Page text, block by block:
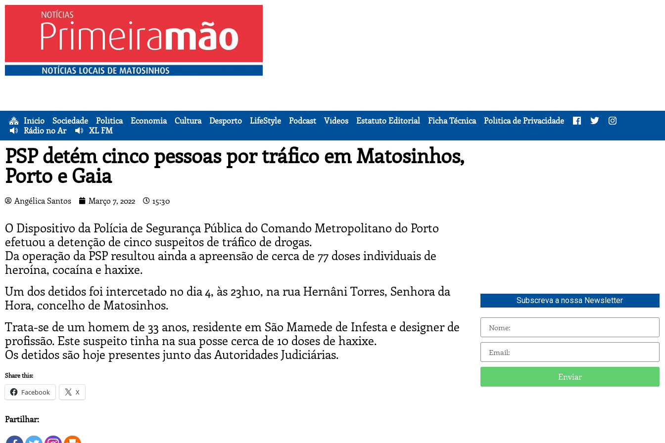
Início Sociedade Política Economia Cultura Desporto LifeStyle Podcast Vídeos Estatuto Editorial Ficha Técnica
Política de Privacidade
Rádio no Ar
XL FM
PSP detém cinco pessoas por tráfico em Matosinhos,
Porto e Gaia
Angélica Santos Março 7, 2022 15:30
O Dispositivo da Polícia de Segurança Pública do Comando Metropolitano do Porto
efetuou a detenção de cinco suspeitos de tráfico de drogas.
Da operação da PSP resultou ainda a apreensão de cerca de 77 doses individuais de
heroína, cocaína e haxixe.
Um dos detidos foi intercetado no dia 4, às 23h10, na rua Hernâni Torres, Senhora da
Hora, concelho de Matosinhos.
Trata-se de um homem de 33 anos, residente em São Mamede de Infesta e designer de
profissão. Este suspeito tinha na sua posse cerca de 10 doses de haxixe.
Os detidos são hoje presentes junto das Autoridades Judiciárias.
Share this:
Facebook X
Partilhar:
Subscreva a nossa Newsletter
Enviar